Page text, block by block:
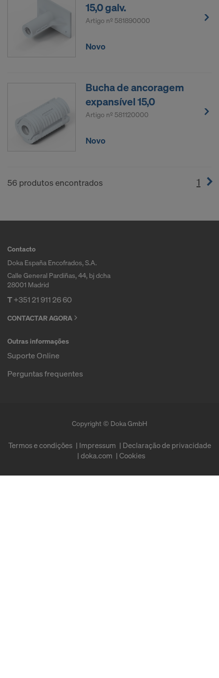
15,0 galv.
Artigo nº 581890000
Novo
Bucha de ancoragem
expansível 15,0
Artigo nº 581120000
Novo
56 produtos encontrados 1
Contacto
Doka España Encofrados, S.A.
Calle General Pardiñas, 44, bj dcha
28001 Madrid
T+351 21 911 26 60
CONTACTAR AGORA
Outras informações
Suporte Online
Perguntas frequentes
Copyright © Doka GmbH
Termos e condições Impressum
Declaração de privacidade
doka.com
Cookies